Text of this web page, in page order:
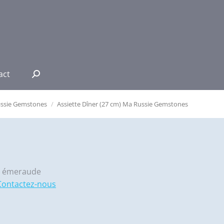
Recherche
:
Gemstones Assiette Dîner (27 cm) Ma Russie Gemstones
nous